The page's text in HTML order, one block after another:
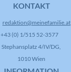
KONTAKT
redaktion@meinefamilie.at
+43 (0) 1/515 52-3577
Stephansplatz 4/IV/DG,
1010 Wien